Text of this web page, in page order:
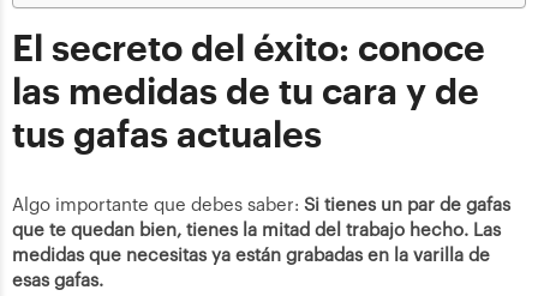
El secreto del éxito: conoce
las medidas de tu cara y de
tus gafas actuales
Algo importante que debes saber: Si tienes un par de gafas
que te quedan bien, tienes la mitad del trabajo hecho. Las
medidas que necesitas ya están grabadas en la varilla de
esas gafas.